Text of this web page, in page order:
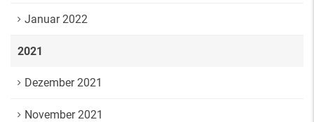
Januar 2022
2021
Dezember 2021
November 2021